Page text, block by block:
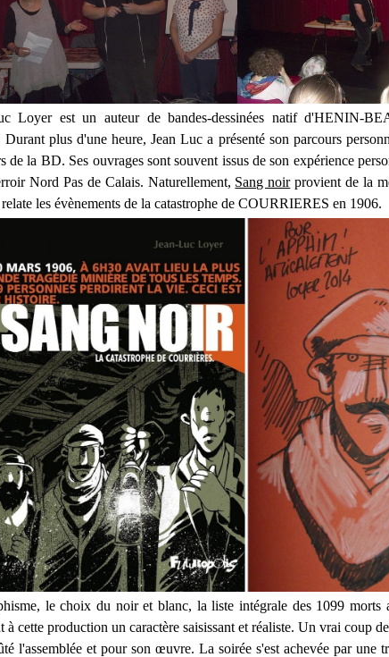
Loyer est un auteur de bandes-dessinées natif d'HENIN-
Durant plus d'une heure, Jean Luc a présenté son parcours
de la BD. Ses ouvrages sont souvent issus de son expérience
Nord Pas de Calais. Naturellement, Sang noirprovient de la
les évènements de la catastrophe de COURRIERES en 1906.
le choix du noir et blanc, la liste intégrale des 1099 morts
à cette production un caractère saisissant et réaliste. Un vrai coup
l'assemblée et pour son œuvre. La soirée s'est achevée par une